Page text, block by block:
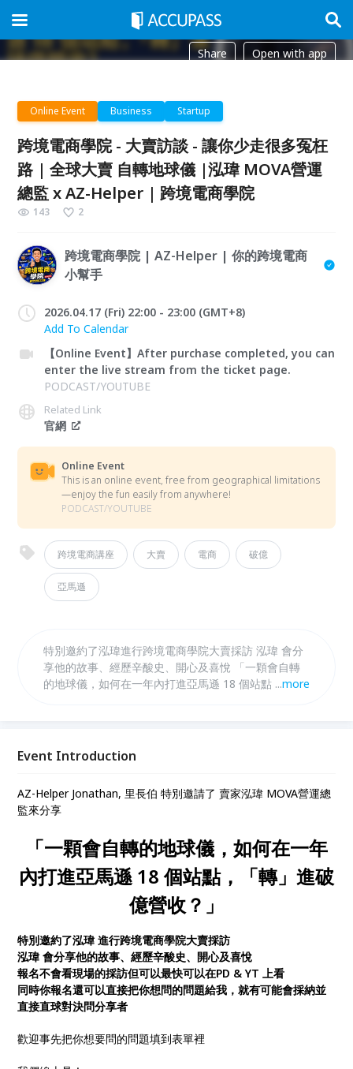
Share Open with app
Online Event Business Startup
跨境電商學院 - 大賣訪談 - 讓你少走很多冤枉
路 | 全球大賣 自轉地球儀 |泓瑋 MOVA營運
總監 x AZ-Helper | 跨境電商學院
143 2
跨境電商學院 | AZ-Helper | 你的跨境電商
小幫手
2026.04.17 (Fri) 22:00 - 23:00 (GMT+8)
Add To Calendar
【Online Event】After purchase completed, you can
enter the live stream from the ticket page.
PODCAST/YOUTUBE
Related Link
官網
Online Event
This is an online event, free from geographical limitations
—enjoy the fun easily from anywhere!
PODCAST/YOUTUBE
跨境電商講座 大賣 電商 破億
亞馬遜
特別邀約了泓瑋進行跨境電商學院大賣採訪 泓瑋 會分
享他的故事、經歷辛酸史、開心及喜悅 「一顆會自轉
的地球儀，如何在一年內打進亞馬遜 18 個站點，
享者
...more
Event Introduction
AZ-Helper Jonathan, 里長伯 特別邀請了 賣家泓瑋 MOVA營運總
監來分享
「一顆會自轉的地球儀，如何在一年
內打進亞馬遜 18 個站點，「轉」進破
億營收？」
特別邀約了泓瑋 進行跨境電商學院大賣採訪
泓瑋 會分享他的故事、經歷辛酸史、開心及喜悅
報名不會看現場的採訪但可以最快可以在PD & YT 上看
同時你報名還可以直接把你想問的問題給我，就有可能會採納並
直接直球對決問分享者
歡迎事先把你想要問的問題填到表單裡